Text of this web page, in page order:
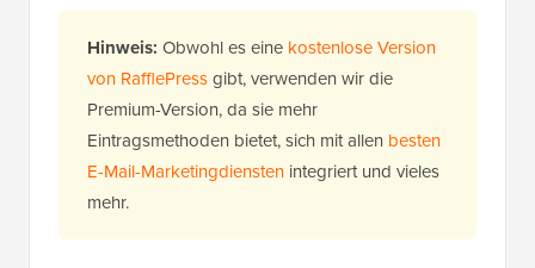
Hinweis: Obwohl es eine kostenlose Version
von RafflePressgibt, verwenden wir die
Premium-Version, da sie mehr
Eintragsmethoden bietet, sich mit allen besten
E-Mail-Marketingdiensten integriert und vieles
mehr.